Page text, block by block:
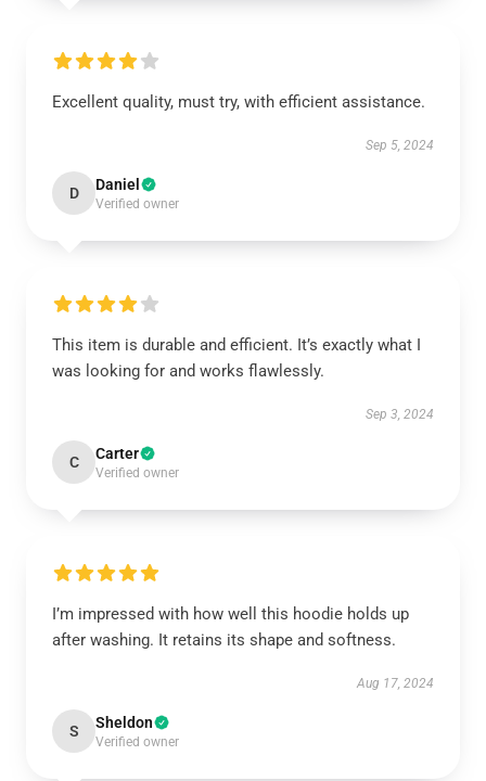
Excellent quality, must try, with efficient assistance.
Sep 5, 2024
D Daniel
Verified owner
This item is durable and efficient. It’s exactly what I
was looking for and works flawlessly.
Sep 3, 2024
C Carter
Verified owner
I’m impressed with how well this hoodie holds up
after washing. It retains its shape and softness.
Aug 17, 2024
S Sheldon
Verified owner